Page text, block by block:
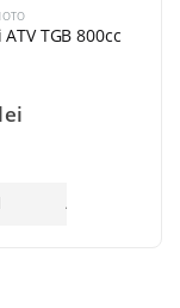
TGB 800cc
lei
ADAUGĂ ÎN COȘ